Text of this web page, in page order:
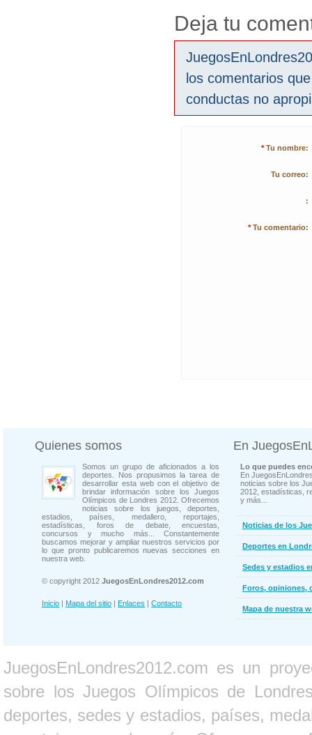
Deja tu
los comentarios
conductas no
* Tu nombre:
Tu correo:
:
* Tu comentario:
Quienes somos
Somos un grupo de aficionados a los
deportes. Nos propusimos la tarea de
desarrollar esta web con el objetivo de
brindar información sobre los Juegos
Olímpicos de Londres 2012. Ofrecemos
noticias sobre los juegos, deportes,
estadios, países, medallero, reportajes,
estadísticas, foros de debate, encuestas,
concursos y mucho más... Constantemente
buscamos mejorar y ampliar nuestros servicios por
lo que pronto publicaremos nuevas secciones en
nuestra web.
© copyright 2012 JuegosEnLondres2012.com
Inicio | Mapa del sitio | Enlaces | Contacto
En
Lo que puedes
En
noticias sobre los
2012, estadísticas,
y más...
Noticias de los
Deportes en
Sedes y estadios
Foros, opiniones,
Mapa de nuestra
JuegosEnLondres2012.com es un
sobre los Juegos Olímpicos de
deportes, sedes y estadios, países,